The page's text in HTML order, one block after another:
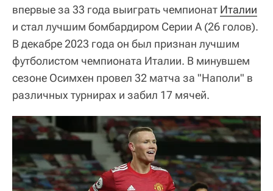
впервые за 33 года выиграть чемпионат Италии
и стал лучшим бомбардиром Серии А (26 голов).
В декабре 2023 года он был признан лучшим
футболистом чемпионата Италии. В минувшем
сезоне Осимхен провел 32 матча за "Наполи" в
различных турнирах и забил 17 мячей.